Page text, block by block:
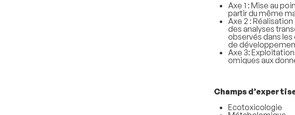
Axe 1 : Mise au
partir du même
Axe 2 :
des analyses
observés dans
de
Axe 3:
omiques aux
Champs
Ecotoxicologie